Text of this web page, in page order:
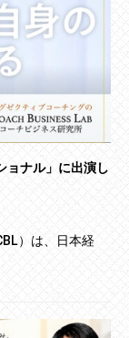
ョナル」に出演し
）は、日本経